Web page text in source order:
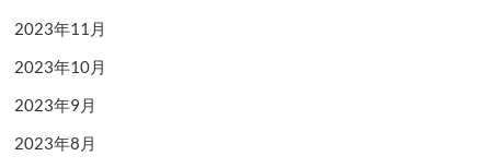
2023年11月
2023年10月
2023年9月
2023年8月